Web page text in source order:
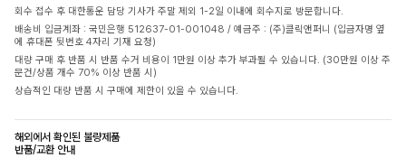
회수 접수 후 대한통운 담당 기사가 주말 제외 1-2일 이내에 회수지로 방문합니다.
배송비 입금계좌 : 국민은행 512637-01-001048 / 예금주 : (주)클릭앤퍼니 (입금자명 옆
에 휴대폰 뒷번호 4자리 기재 요청)
대량 구매 후 반품 시 반품 수거 비용이 1만원 이상 추가 부과될 수 있습니다. (30만원 이상 주
문건/상품 개수 70% 이상 반품 시)
상습적인 대량 반품 시 구매에 제한이 있을 수 있습니다.
해외에서 확인된 불량제품
반품/교환 안내